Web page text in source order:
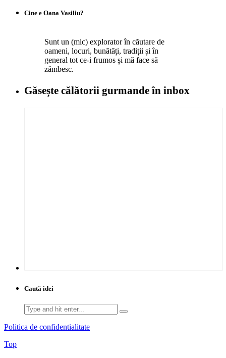
Cine e Oana Vasiliu?
Sunt un (mic) explorator în căutare de
oameni, locuri, bunătăți, tradiții și în
general tot ce-i frumos și mă face să
zâmbesc.
Găsește călătorii gurmandeîn inbox
Caută idei
Search
for:
Politica de confidentialitate
Top